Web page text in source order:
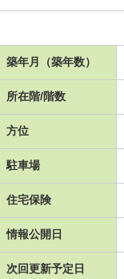
築年月（築年数）
所在階/階数
方位
駐車場
住宅保険
情報公開日
次回更新予定日